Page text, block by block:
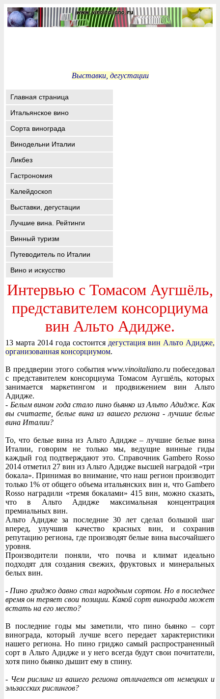
Выставки, дегустации
Главная страница
Итальянское вино
Сорта винограда
Винодельни Италии
Ликбез
Гастрономия
Калейдоскоп
Выставки, дегустации
Лучшие вина. Рейтинги
Винный туризм
Путеводитель по Италии
Вино и искусство
Интервью с Томасом Аугшёль,
представителем консорциума
вин Альто Адидже.
13 марта 2014 года состоится дегустация вин Альто Адидже,
организованная консорциумом.
В преддверии этого события www.vinoitaliano.ruпобеседовал
с представителем консорциума Томасом Аугшёль, которых
занимается маркетингом и продвижением вин Альто
Адидже.
- Белым вином года стало пино бьянко из Альто Адидже. Как
вы считаете, белые вина из вашего региона - лучшие белые
вина Италии?
То, что белые вина из Альто Адидже – лучшие белые вина
Италии, говорим не только мы, ведущие винные гиды
каждый год подтверждают это. Справочник Gambero Rosso
2014 отметил 27 вин из Альто Адидже высшей наградой «три
бокала». Принимая во внимание, что наш регион производит
только 1% от общего объема итальянских вин и, что Gambero
Rosso наградили «тремя бокалами» 415 вин, можно сказать,
что в Альто Адидже максимальная концентрация
премиальных вин.
Альто Адидже за последние 30 лет сделал большой шаг
вперед, улучшив качество красных вин, и сохранив
репутацию региона, где производят белые вина высочайшего
уровня.
Производители поняли, что почва и климат идеально
подходят для создания свежих, фруктовых и минеральных
белых вин.
- Пино гриджо давно стал народным сортом. Но в последнее
время он теряет свои позиции. Какой сорт винограда может
встать на его место?
В последние годы мы заметили, что пино бьянко – сорт
винограда, который лучше всего передает характеристики
нашего региона. Но пино гриджо самый распространенный
сорт в Альто Адидже и у него всегда будут свои почитатели,
хотя пино бьянко дышит ему в спину.
- Чем рислинг из вашего региона отличается от немецких и
эльзасских рислингов?